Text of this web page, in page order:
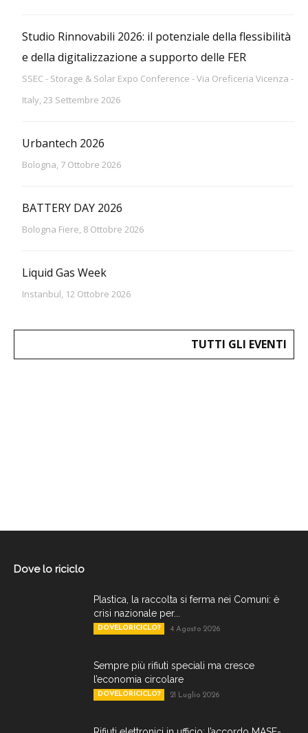
Studio Rinnovabili 2026: il potenziale della flessibilità
e della digitalizzazione a supporto delle FER
SSEC - Storage & Solar Expo Conference - Via Oreficeria Vicenza -
Italy, 23 Settembre 2026
Urbantech 2026
Bologna, 7 Ottobre 2026
BATTERY DAY 2026
Bologna Fiere, 8 Ottobre 2026
Liquid Gas Week
Instanbul, 12 Ottobre 2026
TUTTI GLI EVENTI
Dove lo riciclo
Plastica, la raccolta si ferma nei Comuni: è
crisi nazionale per...
DOVELORICICLO? 4 Agosto 2026
Sempre più rifiuti speciali ma cresce
l’economia circolare
DOVELORICICLO? 21 Luglio 2026